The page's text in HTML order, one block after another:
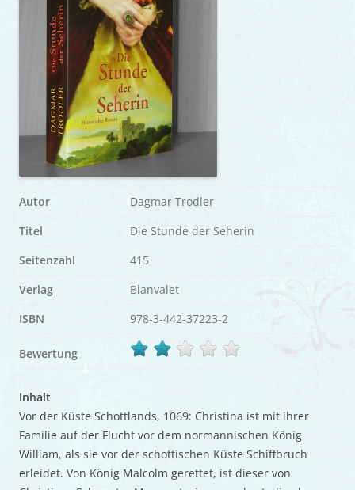
Autor
Dagmar Trodler
Titel
Die Stunde der Seherin
Seitenzahl
415
Verlag
Blanvalet
ISBN
978-3-442-37223-2
Bewertung
Inhalt
Vor der Küste Schottlands, 1069: Christina ist mit ihrer
Familie auf der Flucht vor dem normannischen König
William, als sie vor der schottischen Küste Schiffbruch
erleidet. Von König Malcolm gerettet, ist dieser von